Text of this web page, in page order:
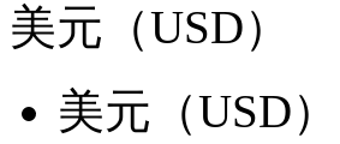
美元（USD）
美元（USD）